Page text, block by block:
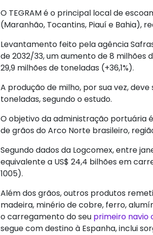
O TEGRAM é o principal local de
(Maranhão, Tocantins, Piauí e Bahia),
Levantamento feito pela agência
de 2032/33, um aumento de 8 milhões
29,9 milhões de toneladas (+36,1%).
A produção de milho, por sua vez, deve
toneladas, segundo o estudo.
O objetivo da administração portuária
de grãos do Arco Norte brasileiro,
Segundo dados da Logcomex, entre
equivalente a US$ 24,4 bilhões em
1005).
Além dos grãos, outros produtos
madeira, minério de cobre, ferro,
o carregamento do seu primeiro navio
segue com destino à Espanha, inclui